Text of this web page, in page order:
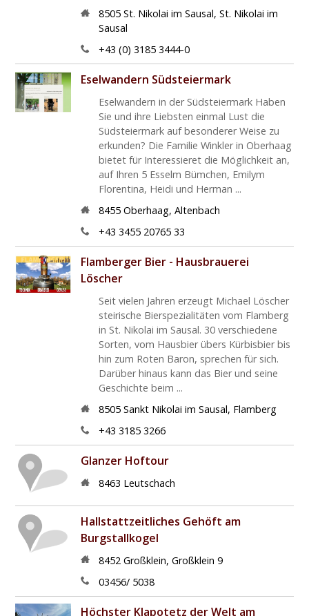
8505 St. Nikolai im Sausal, St. Nikolai im
Sausal
+43 (0) 3185 3444-0
Eselwandern Südsteiermark
Eselwandern in der Südsteiermark Haben
Sie und ihre Liebsten einmal Lust die
Südsteiermark auf besonderer Weise zu
erkunden? Die Familie Winkler in Oberhaag
bietet für Interessieret die Möglichkeit an,
auf Ihren 5 Esselm Bümchen, Emilym
Florentina, Heidi und Herman ...
8455 Oberhaag, Altenbach
+43 3455 20765 33
Flamberger Bier - Hausbrauerei
Löscher
Seit vielen Jahren erzeugt Michael Löscher
steirische Bierspezialitäten vom Flamberg
in St. Nikolai im Sausal. 30 verschiedene
Sorten, vom Hausbier übers Kürbisbier bis
hin zum Roten Baron, sprechen für sich.
Darüber hinaus kann das Bier und seine
Geschichte beim ...
8505 Sankt Nikolai im Sausal, Flamberg
+43 3185 3266
Glanzer Hoftour
8463 Leutschach
Hallstattzeitliches Gehöft am
Burgstallkogel
8452 Großklein, Großklein 9
03456/ 5038
Höchster Klapotetz der Welt am